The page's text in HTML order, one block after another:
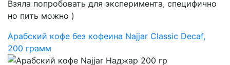
Взяла попробовать для эксперимента, специфично
но пить можно )
Арабский кофе без кофеина Najjar Classic Decaf,
200 грамм